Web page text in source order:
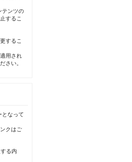
テンツの
するこ
するこ
用され
さい。
となって
クはご
る内